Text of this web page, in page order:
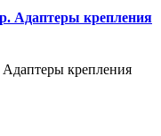
Адаптеры крепления
Адаптеры крепления